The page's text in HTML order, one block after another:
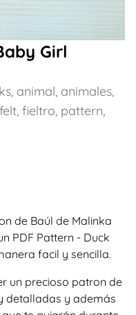
Girl
, animal, animales,
felt, fieltro, pattern,
de Baúl de Malinka
PDF Pattern - Duck
facil y sencilla.
un precioso patron de
detalladas y además